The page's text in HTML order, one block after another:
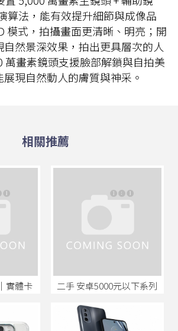
算法，能有效提升細節與成像品
模式，拍攝畫面更清晰、明亮；開
然景深效果，拍出更具層次的人
萬畫素鏡頭支援臉部解鎖與自拍美
現自然動人的膚質與神采。
實體卡 二手 安卓5000元以下系列